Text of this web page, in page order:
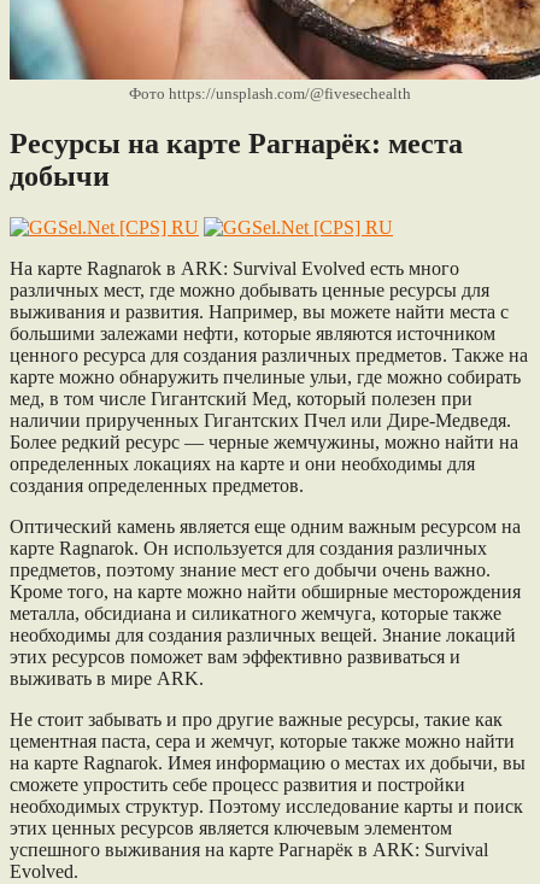
Фото https://unsplash.com/@fivesechealth
Ресурсы на карте Рагнарёк: места
добычи
На карте Ragnarok в ARK: Survival Evolved есть много
различных мест, где можно добывать ценные ресурсы для
выживания и развития. Например, вы можете найти места с
большими залежами нефти, которые являются источником
ценного ресурса для создания различных предметов. Также на
карте можно обнаружить пчелиные ульи, где можно собирать
мед, в том числе Гигантский Мед, который полезен при
наличии прирученных Гигантских Пчел или Дире-Медведя.
Более редкий ресурс — черные жемчужины, можно найти на
определенных локациях на карте и они необходимы для
создания определенных предметов.
Оптический камень является еще одним важным ресурсом на
карте Ragnarok. Он используется для создания различных
предметов, поэтому знание мест его добычи очень важно.
Кроме того, на карте можно найти обширные месторождения
металла, обсидиана и силикатного жемчуга, которые также
необходимы для создания различных вещей. Знание локаций
этих ресурсов поможет вам эффективно развиваться и
выживать в мире ARK.
Не стоит забывать и про другие важные ресурсы, такие как
цементная паста, сера и жемчуг, которые также можно найти
на карте Ragnarok. Имея информацию о местах их добычи, вы
сможете упростить себе процесс развития и постройки
необходимых структур. Поэтому исследование карты и поиск
этих ценных ресурсов является ключевым элементом
успешного выживания на карте Рагнарёк в ARK: Survival
Evolved.